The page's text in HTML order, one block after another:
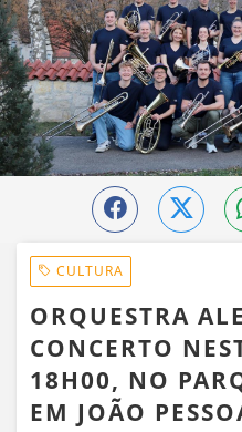
CULTURA
ORQUESTRA
CONCERTO
18H00, NO
EM JOÃO